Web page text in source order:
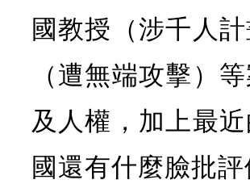
國教授（涉千人
（遭無端攻擊）
及人權，加上最
國還有什麼臉批